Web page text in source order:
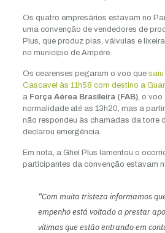
Os quatro empresários estavam no
uma convenção de vendedores de
Plus, que produz pias, válvulas e
no município de Ampére.
Os cearenses pegaram o voo que
Cascavel às 11h58 com destino a
a Força Aérea Brasileira (FAB), o voo
normalidade até as 13h20, mas a
não respondeu às chamadas da torre
declarou emergência.
Em nota, a Ghel Plus lamentou o
participantes da convenção estavam
“Com muita tristeza informamos
empenho está voltado a prestar
vítimas que estão entrando em